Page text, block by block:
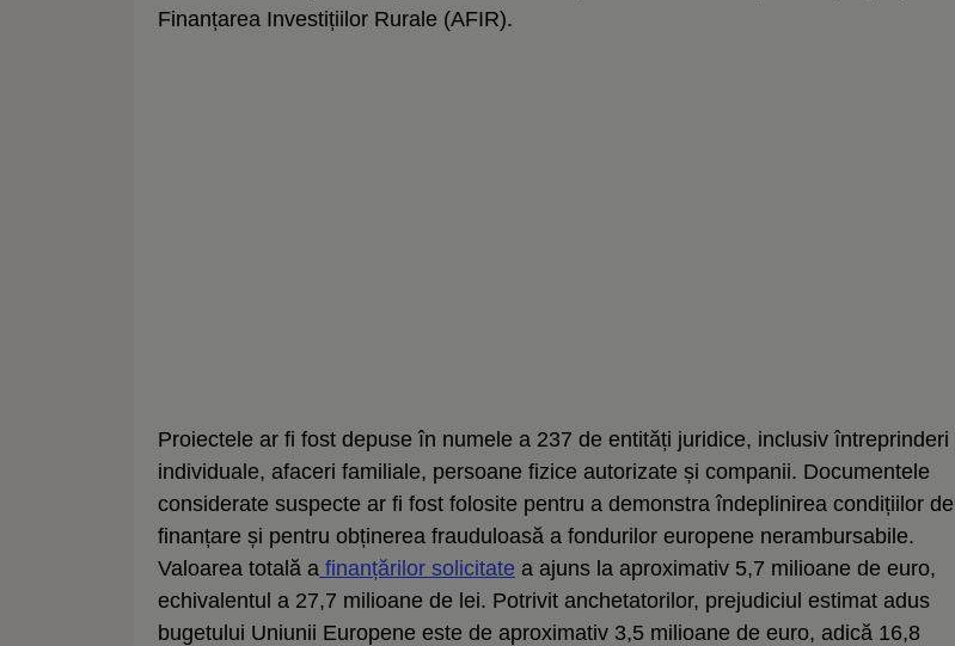
Finanțarea Investițiilor Rurale (AFIR).
Proiectele ar fi fost depuse în numele a 237 de entități juridice, inclusiv întreprinderi
individuale, afaceri familiale, persoane fizice autorizate și companii. Documentele
considerate suspecte ar fi fost folosite pentru a demonstra îndeplinirea condițiilor de
finanțare și pentru obținerea frauduloasă a fondurilor europene nerambursabile.
Valoarea totală a finanțărilor solicitate a ajuns la aproximativ 5,7 milioane de euro,
echivalentul a 27,7 milioane de lei. Potrivit anchetatorilor, prejudiciul estimat adus
bugetului Uniunii Europene este de aproximativ 3,5 milioane de euro, adică 16,8